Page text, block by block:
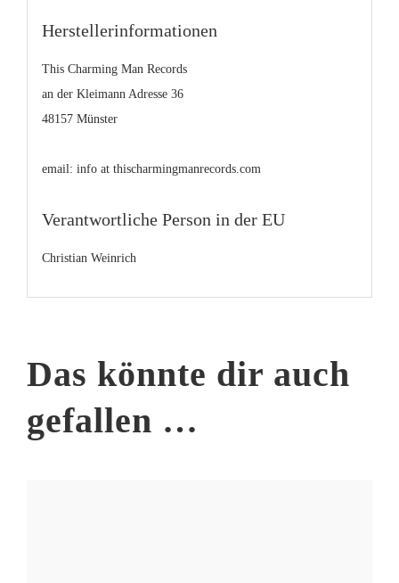
Herstellerinformationen
This Charming Man Records
an der Kleimann Adresse 36
48157 Münster
email: info at thischarmingmanrecords.com
Verantwortliche Person in der EU
Christian Weinrich
Das könnte dir auch
gefallen …